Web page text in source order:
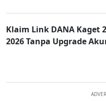
Klaim Link DANA Kaget
2026 Tanpa Upgrade